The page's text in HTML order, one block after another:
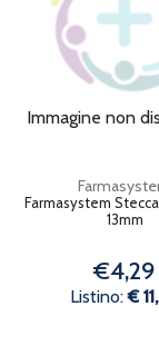
Immagine non
Farmasystem
13mm
€4,29
Listino:€